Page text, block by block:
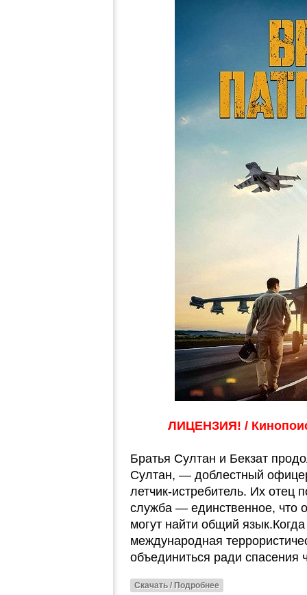
ЛИЦЕНЗИЯ! /
Братья Султан и Бекзат
Султан, — доблестный
летчик-истребитель. Их отец
служба — единственное, что
могут найти общий
международная
объединиться ради спасения
Скачать / Подробнее